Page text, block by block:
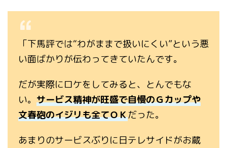
「下馬評では“わがままで扱いにくい”という悪
い面ばかりが伝わってきていたんです。
だが実際にロケをしてみると、とんでもな
い。 サービス精神が旺盛で自慢のＧカップや
文春砲のイジリも全てＯＫだった。
あまりのサービスぶりに日テレサイドがお蔵